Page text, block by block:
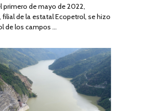
primero de mayo de 2022,
filial de la estatal Ecopetrol, se hizo
de los campos …